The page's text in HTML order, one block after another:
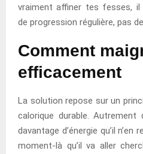
vraiment affiner tes fesses,
de progression régulière, pas
Comment
efficacement
La solution repose sur un
calorique durable.
davantage d’énergie qu’il
moment-là qu’il va aller